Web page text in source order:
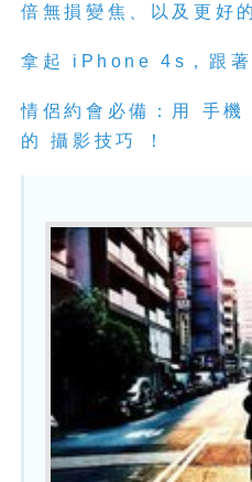
倍無損變焦、以及更好
拿起 iPhone 4s，跟著
情侶約會必備：用 手
的 攝影技巧 ！